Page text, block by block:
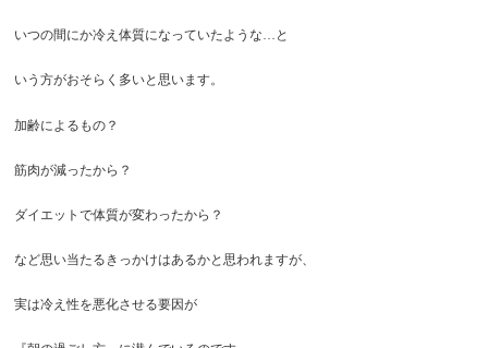
いつの間にか冷え体質になっていたような…と
いう方がおそらく多いと思います。
加齢によるもの？
筋肉が減ったから？
ダイエットで体質が変わったから？
など思い当たるきっかけはあるかと思われますが、
実は冷え性を悪化させる要因が